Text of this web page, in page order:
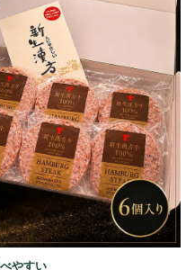
やすい